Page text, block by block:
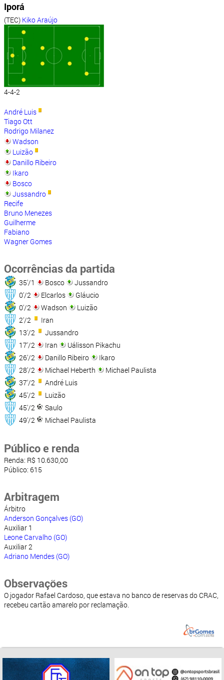
Iporá
(TEC) Kiko Araújo
4-4-2
André Luis
Tiago Ott
Rodrigo Milanez
Wadson
Luizão
Danillo Ribeiro
Ikaro
Bosco
Jussandro
Recife
Bruno Menezes
Guilherme
Fabiano
Wagner Gomes
Ocorrências da partida
35'/1 Bosco
Jussandro
0'/2
Elcarlos
Gláucio
0'/2
Wadson
Luizão
2'/2
Iran
13'/2
Jussandro
17'/2
Iran
Uálisson Pikachu
26'/2
Danillo Ribeiro
Ikaro
28'/2
Michael Heberth
Michael Paulista
37'/2
André Luis
45'/2
Luizão
45'/2
Saulo
49'/2
Michael Paulista
Público e renda
Renda: R$ 10.630,00
Público: 615
Arbitragem
Árbitro
Anderson Gonçalves (GO)
Auxiliar 1
Leone Carvalho (GO)
Auxiliar 2
Adriano Mendes (GO)
Observações
O jogador Rafael Cardoso, que estava no banco de reservas do CRAC,
recebeu cartão amarelo por reclamação.